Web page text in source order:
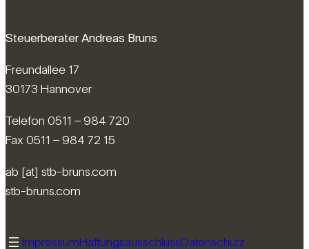
Steuerberater Andreas Bruns
Freundallee 17
30173 Hannover
Telefon 0511 – 984 720
Fax 0511 – 984 72 15
ab [at] stb-bruns.com
stb-bruns.com
ImpressumHaftungsausschlussDatenschutz